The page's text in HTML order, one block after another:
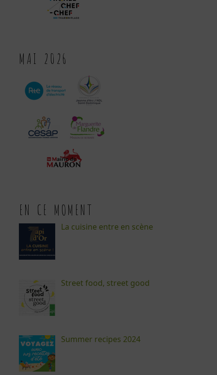
MAI 2026
EN CE MOMENT
La cuisine entre en scène
Street food, street good
Summer recipes 2024